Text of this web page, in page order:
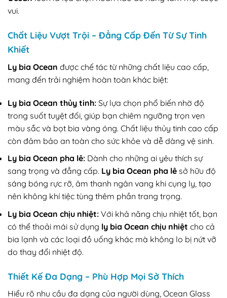
vui.
Chất Liệu Vượt Trội – Đẳng Cấp Đến Từ Sự Tinh
Khiết
Ly bia Ocean được chế tác từ những chất liệu cao cấp,
mang đến trải nghiệm hoàn toàn khác biệt:
Ly bia Ocean thủy tinh: Sự lựa chọn phổ biến nhờ độ
trong suốt tuyệt đối, giúp bạn chiêm ngưỡng trọn vẹn
màu sắc và bọt bia vàng óng. Chất liệu thủy tinh cao cấp
còn đảm bảo an toàn cho sức khỏe và dễ dàng vệ sinh.
Ly bia Ocean pha lê: Dành cho những ai yêu thích sự
sang trọng và đẳng cấp. Ly bia Ocean pha lê sở hữu độ
sáng bóng rực rỡ, âm thanh ngân vang khi cụng ly, tạo
nên không khí tiệc tùng thêm phần trang trọng.
Ly bia Ocean chịu nhiệt: Với khả năng chịu nhiệt tốt, bạn
có thể thoải mái sử dụng ly bia Ocean chịu nhiệt cho cả
bia lạnh và các loại đồ uống khác mà không lo bị nứt vỡ
do thay đổi nhiệt độ.
Thiết Kế Đa Dạng – Phù Hợp Mọi Sở Thích
Hiểu rõ nhu cầu đa dạng của người dùng, Ocean Glass